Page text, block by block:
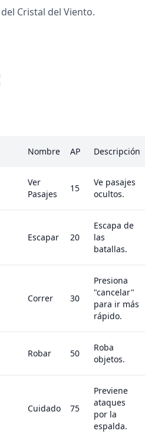
Cristal del Viento.
Nombre AP Descripción
Ver
Pasajes
15
Ve pasajes
ocultos.
Escapar 20
Escapa de
las
batallas.
Correr 30
Presiona
"cancelar"
para ir más
rápido.
Robar 50
Roba
objetos.
Cuidado 75
Previene
ataques
por la
espalda.